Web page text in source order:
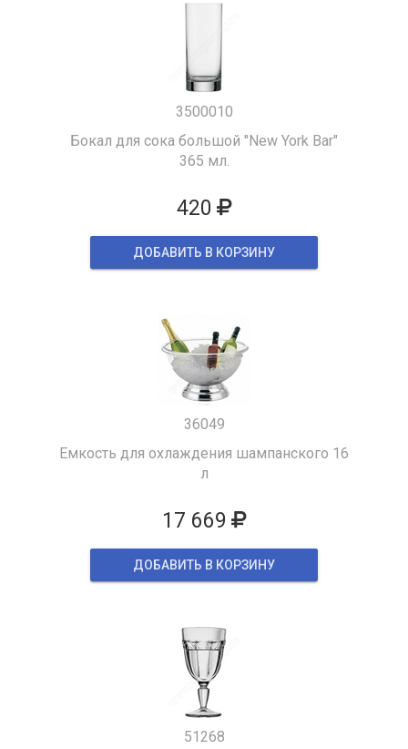
3500010
Бокал для сока большой "New York Bar"
365 мл.
420
ДОБАВИТЬ В КОРЗИНУ
36049
Емкость для охлаждения шампанского 16
л
17 669
ДОБАВИТЬ В КОРЗИНУ
51268